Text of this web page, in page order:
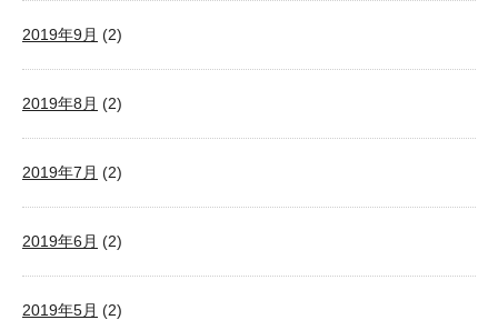
2019年9月 (2)
2019年8月 (2)
2019年7月 (2)
2019年6月 (2)
2019年5月 (2)